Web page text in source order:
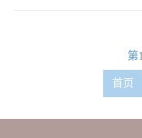
第
首页